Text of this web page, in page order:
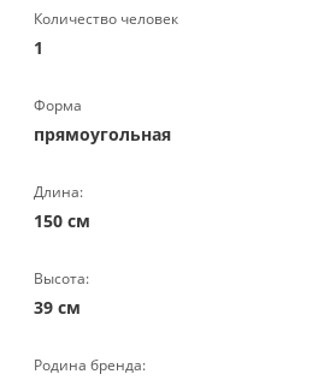
Количество человек
1
Форма
прямоугольная
Длина:
150 см
Высота:
39 см
Родина бренда: